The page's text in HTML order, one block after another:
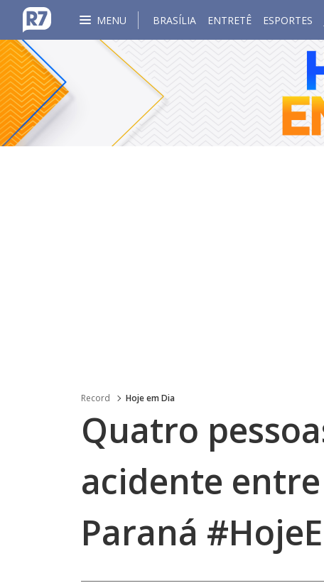
MENU BRASÍLIA ENTRETÊ ESPORTES
Record Hoje em Dia
Quatro
acidente
Paraná